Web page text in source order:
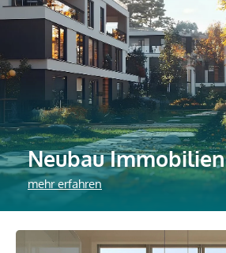
Neubau Immobilien
mehr erfahren